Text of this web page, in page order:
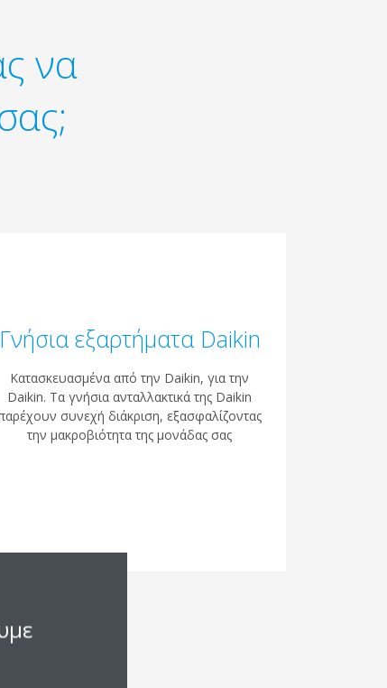
να
Γνήσια εξαρτήματα Daikin
Κατασκευασμένα από την Daikin, για την
Daikin. Τα γνήσια ανταλλακτικά της Daikin
συνεχή διάκριση, εξασφαλίζοντας
την μακροβιότητα της μονάδας σας